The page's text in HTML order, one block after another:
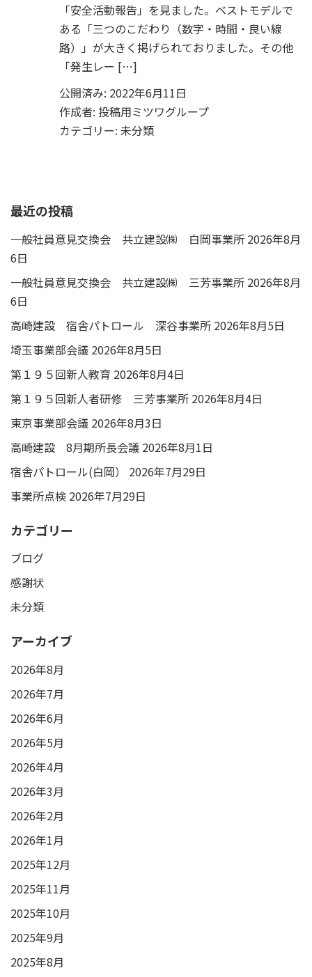
「安全活動報告」を見ました。ベストモデルで
ある「三つのこだわり（数字・時間・良い線
路）」が大きく掲げられておりました。その他
「発生レー […]
公開済み: 2022年6月11日
作成者: 投稿用ミツワグループ
カテゴリー: 未分類
最近の投稿
一般社員意見交換会 共立建設㈱ 白岡事業所 2026年8月
6日
一般社員意見交換会 共立建設㈱ 三芳事業所 2026年8月
6日
高崎建設 宿舎パトロール 深谷事業所 2026年8月5日
埼玉事業部会議 2026年8月5日
第１９５回新人教育 2026年8月4日
第１９５回新人者研修 三芳事業所 2026年8月4日
東京事業部会議 2026年8月3日
高崎建設 8月期所長会議 2026年8月1日
宿舎パトロール(白岡）
2026年7月29日
事業所点検 2026年7月29日
カテゴリー
ブログ
感謝状
未分類
アーカイブ
2026年8月
2026年7月
2026年6月
2026年5月
2026年4月
2026年3月
2026年2月
2026年1月
2025年12月
2025年11月
2025年10月
2025年9月
2025年8月